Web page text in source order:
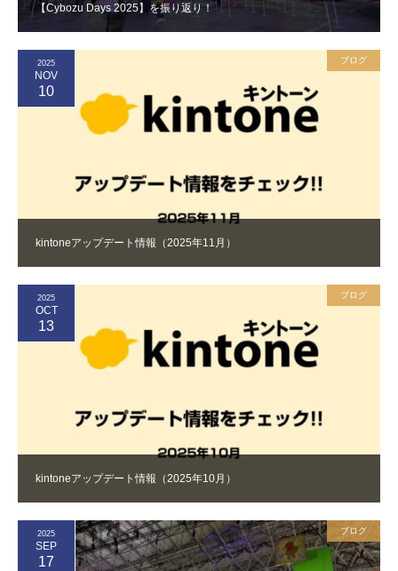
【Cybozu Days 2025】を振り返り！
kintoneアップデート情報（2025年11月）
2025
NOV
10
ブログ
kintoneアップデート情報（2025年10月）
2025
OCT
13
ブログ
2025
SEP
17
ブログ